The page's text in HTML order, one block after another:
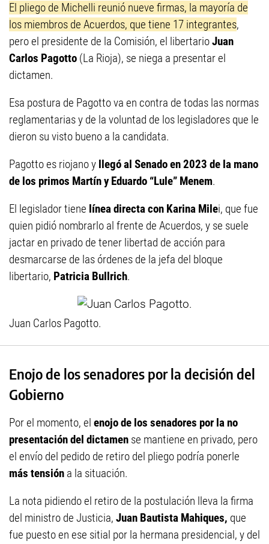
El pliego de Michelli reunió nueve firmas, la mayoría de
los miembros de Acuerdos, que tiene 17 integrantes,
pero el presidente de la Comisión, el libertarioJuan
Carlos Pagotto (La Rioja), se niega a presentar el
dictamen.
Esa postura de Pagotto va en contra de todas las normas
reglamentarias y de la voluntad de los legisladores que le
dieron su visto bueno a la candidata.
Pagotto es riojano y llegó al Senado en 2023 de la mano
de los primos Martín y Eduardo “Lule” Menem.
El legislador tiene línea directa con Karina Milei, que fue
quien pidió nombrarlo al frente de Acuerdos, y se suele
jactar en privado de tener libertad de acción para
desmarcarse de las órdenes de la jefa del bloque
libertario, Patricia Bullrich.
Juan Carlos Pagotto.
Enojo de los senadores por la decisión del
Gobierno
Por el momento, el enojo de los senadores por la no
presentación del dictamen se mantiene en privado, pero
el envío del pedido de retiro del pliego podría ponerle
más tensión a la situación.
La nota pidiendo el retiro de la postulación lleva la firma
del ministro de Justicia, Juan Bautista Mahiques, que
fue puesto en ese sitial por la hermana presidencial, y del